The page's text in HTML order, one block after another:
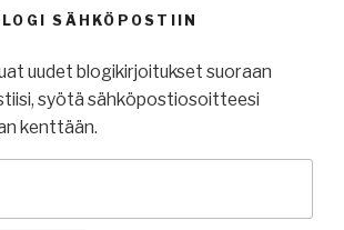
SÄHKÖPOSTIIN
uudet blogikirjoitukset suoraan
syötä sähköpostiosoitteesi
kenttään.